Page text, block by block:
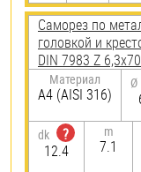
Саморез по
головкой и
DIN 7983 Z
Материал
A4 (AISI 316)
Ø
dk
?
12.4
m
7.1